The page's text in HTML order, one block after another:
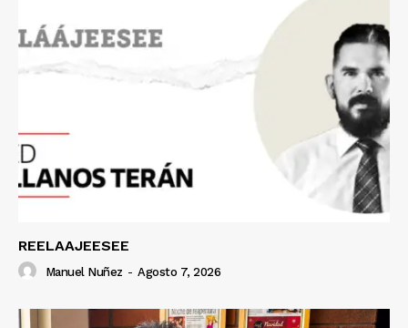
REELAAJEESEE
Manuel Nuñez - Agosto 7, 2026